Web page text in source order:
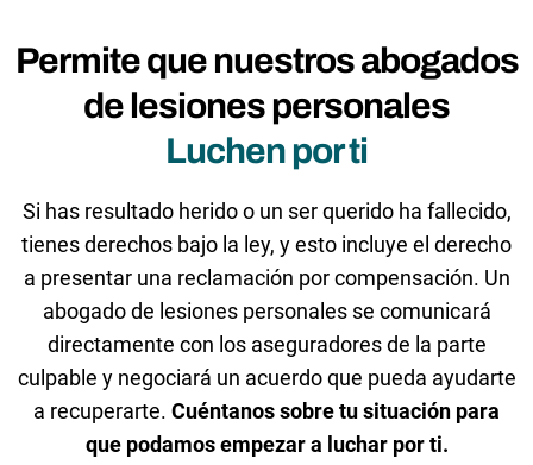
Permite que nuestros abogados
de lesiones personales
Luchen por ti
Si has resultado herido o un ser querido ha fallecido,
tienes derechos bajo la ley, y esto incluye el derecho
a presentar una reclamación por compensación. Un
abogado de lesiones personales se comunicará
directamente con los aseguradores de la parte
culpable y negociará un acuerdo que pueda ayudarte
a recuperarte. Cuéntanos sobre tu situación para
que podamos empezar a luchar por ti.